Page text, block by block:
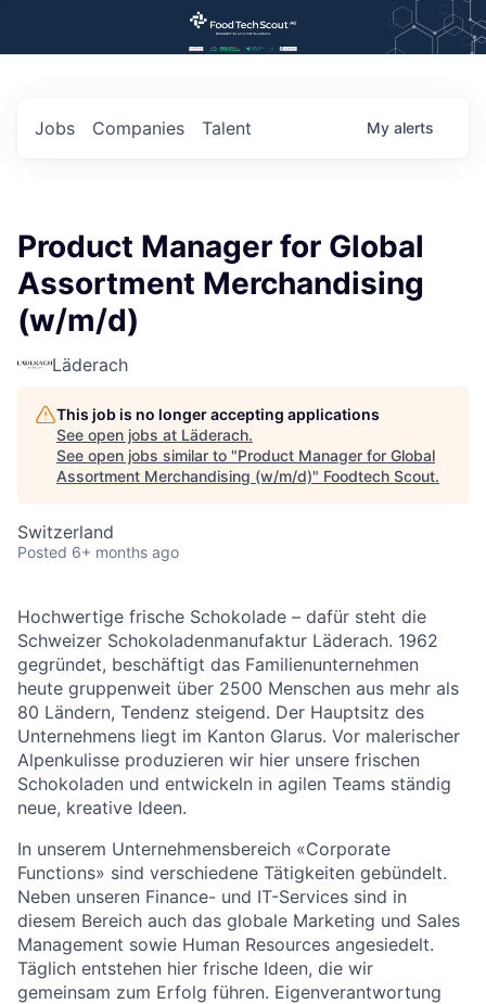
Jobs Companies Talent My alerts
Product Manager for Global
Assortment Merchandising
(w/m/d)
Läderach
This job is no longer accepting applications
See open jobs at Läderach.
See open jobs similar to "Product Manager for Global
Assortment Merchandising (w/m/d)" Foodtech Scout.
Switzerland
Posted 6+ months ago
Hochwertige frische Schokolade – dafür steht die
Schweizer Schokoladenmanufaktur Läderach. 1962
gegründet, beschäftigt das Familienunternehmen
heute gruppenweit über 2500 Menschen aus mehr als
80 Ländern, Tendenz steigend. Der Hauptsitz des
Unternehmens liegt im Kanton Glarus. Vor malerischer
Alpenkulisse produzieren wir hier unsere frischen
Schokoladen und entwickeln in agilen Teams ständig
neue, kreative Ideen.
In unserem Unternehmensbereich «Corporate
Functions» sind verschiedene Tätigkeiten gebündelt.
Neben unseren Finance- und IT-Services sind in
diesem Bereich auch das globale Marketing und Sales
Management sowie Human Resources angesiedelt.
Täglich entstehen hier frische Ideen, die wir
gemeinsam zum Erfolg führen. Eigenverantwortung